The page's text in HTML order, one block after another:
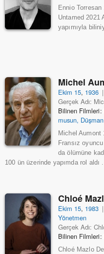
Ennio
Untamed 2021
yapımıyla
Michel
Ekim 15, 1936 |
Gerçek Adı:
Bilinen Filmleri:
musun,
Michel Aumont
Fransız
da ölümüne
100 ün üzerinde yapımda rol aldı
Chloé
Ekim 15, 1983 |
Yönetmen
Gerçek Adı:
Bilinen Filmleri:
Chloé Mazlo